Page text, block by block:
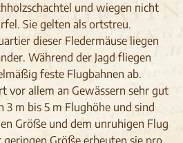
und wiegen nicht
Sie gelten als ortstreu.
dieser Fledermäuse liegen
Während der Jagd fliegen
feste Flugbahnen ab.
vor allem an Gewässern sehr gut
3 m bis 5 m Flughöhe und sind
Größe und dem unruhigen Flug